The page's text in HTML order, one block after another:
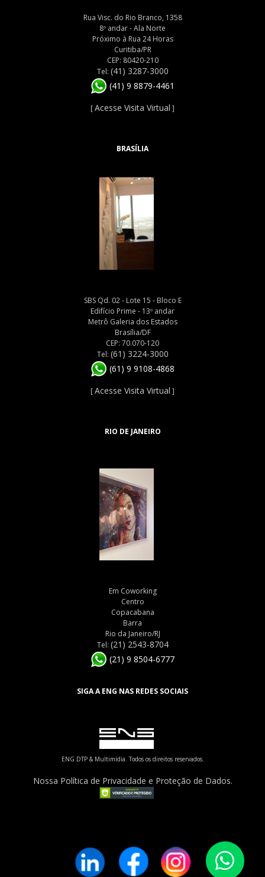
Rua Visc. do Rio Branco, 1358
8º andar - Ala Norte
Próximo à Rua 24 Horas
Curitiba/PR
CEP: 80420-210
Tel: (41) 3287-3000
(41) 9 8879-4461
[Acesse Visita Virtual ]
BRASÍLIA
SBS Qd. 02 - Lote 15 - Bloco E
Edifício Prime - 13º andar
Metrô Galeria dos Estados
Brasília/DF
CEP: 70.070-120
Tel: (61) 3224-3000
(61) 9 9108-4868
[Acesse Visita Virtual ]
RIO DE JANEIRO
Em Coworking
Centro
Copacabana
Barra
Rio da Janeiro/RJ
Tel: (21) 2543-8704
(21) 9 8504-6777
SIGA A ENG NAS REDES SOCIAIS
ENG DTP & Multimídia. Todos os direitos reservados.
Nossa Política de Privacidade e Proteção de Dados.